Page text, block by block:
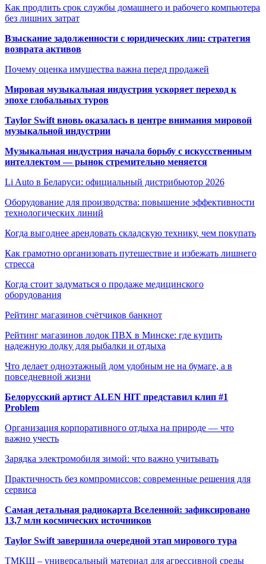
Как продлить срок службы домашнего и рабочего компьютера
без лишних затрат
Взыскание задолженности с юридических лиц: стратегия
возврата активов
Почему оценка имущества важна перед продажей
Мировая музыкальная индустрия ускоряет переход к
эпохе глобальных туров
Taylor Swift вновь оказалась в центре внимания мировой
музыкальной индустрии
Музыкальная индустрия начала борьбу с искусственным
интеллектом — рынок стремительно меняется
Li Auto в Беларуси: официальный дистрибьютор 2026
Оборудование для производства: повышение эффективности
технологических линий
Когда выгоднее арендовать складскую технику, чем покупать
Как грамотно организовать путешествие и избежать лишнего
стресса
Когда стоит задуматься о продаже медицинского
оборудования
Рейтинг магазинов счётчиков банкнот
Рейтинг магазинов лодок ПВХ в Минске: где купить
надежную лодку для рыбалки и отдыха
Что делает одноэтажный дом удобным не на бумаге, а в
повседневной жизни
Белорусский артист ALEN HIT представил клип #1
Problem
Организация корпоративного отдыха на природе — что
важно учесть
Зарядка электромобиля зимой: что важно учитывать
Практичность без компромиссов: современные решения для
сервиса
Самая детальная радиокарта Вселенной: зафиксировано
13,7 млн космических источников
Taylor Swift завершила очередной этап мирового тура
ТМКЩ – универсальный материал для агрессивной среды